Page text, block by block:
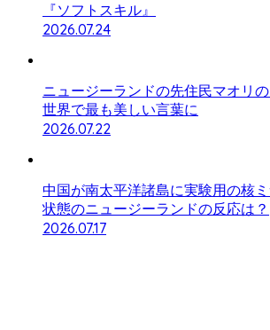
『ソフトスキル』
2026.07.24
ニュージーランドの先住民マオリの
世界で最も美しい言葉に
2026.07.22
中国が南太平洋諸島に実験用の核
状態のニュージーランドの反応は？
2026.07.17